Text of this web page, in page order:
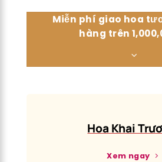
Miễn phí giao hoa
hàng trên
Hoa Khai
Xem ngay